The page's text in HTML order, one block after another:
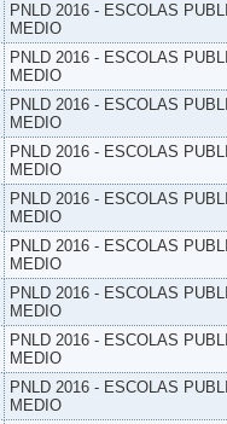
PNLD 2016 - ESCOLAS
MEDIO
PNLD 2016 - ESCOLAS
MEDIO
PNLD 2016 - ESCOLAS
MEDIO
PNLD 2016 - ESCOLAS
MEDIO
PNLD 2016 - ESCOLAS
MEDIO
PNLD 2016 - ESCOLAS
MEDIO
PNLD 2016 - ESCOLAS
MEDIO
PNLD 2016 - ESCOLAS
MEDIO
PNLD 2016 - ESCOLAS
MEDIO